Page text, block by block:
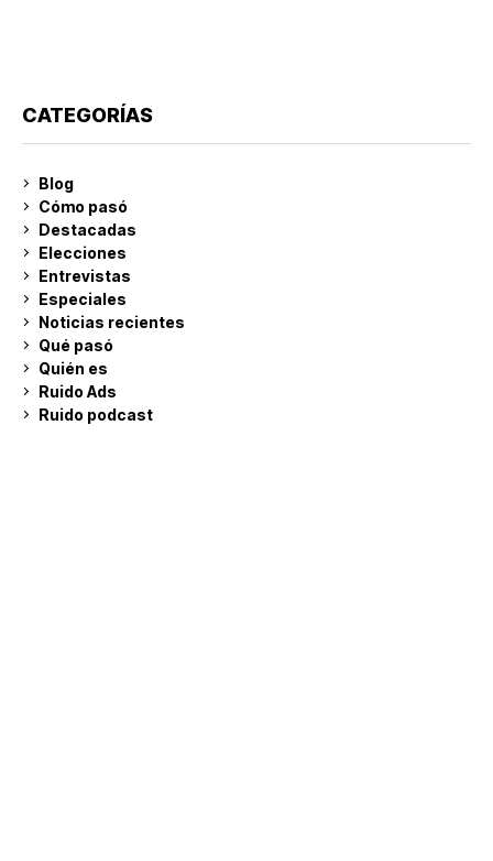
CATEGORÍAS
Blog
Cómo pasó
Destacadas
Elecciones
Entrevistas
Especiales
Noticias recientes
Qué pasó
Quién es
Ruido Ads
Ruido podcast